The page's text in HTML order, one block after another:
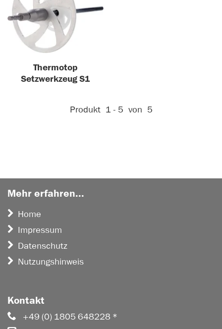
Thermotop
Setzwerkzeug S1
Aktive Filter:
Produkt 1 - 5 von 5
Mehr erfahren...
Home
Impressum
Datenschutz
Nutzungshinweis
Kontakt
+49 (0) 1805 648228 *